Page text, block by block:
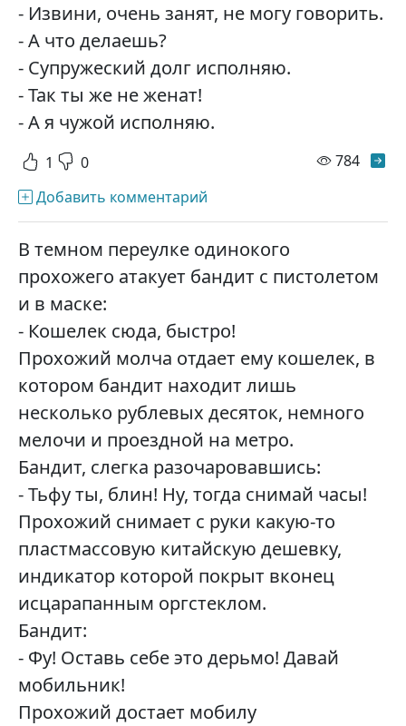
- Извини, очень занят, не могу говорить.
- А что делаешь?
- Супружеский долг исполняю.
- Так ты же не женат!
- А я чужой исполняю.
1 0 784
Добавить комментарий
В темном переулке одинокого
прохожего атакует бандит с пистолетом
и в маске:
- Кошелек сюда, быстро!
Прохожий молча отдает ему кошелек, в
котором бандит находит лишь
несколько рублевых десяток, немного
мелочи и проездной на метро.
Бандит, слегка разочаровавшись:
- Тьфу ты, блин! Ну, тогда снимай часы!
Прохожий снимает с руки какую-то
пластмассовую китайскую дешевку,
индикатор которой покрыт вконец
исцарапанным оргстеклом.
Бандит:
- Фу! Оставь себе это дерьмо! Давай
мобильник!
Прохожий достает мобилу